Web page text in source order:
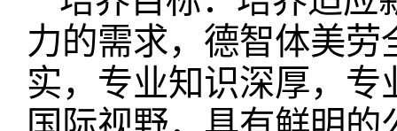
力的需求，德智体美
实，专业知识深厚，